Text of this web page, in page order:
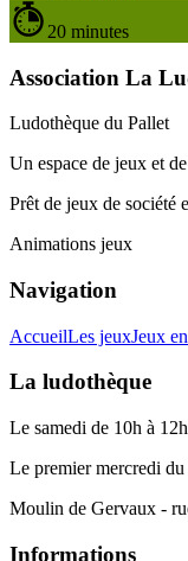
20 minutes
Association La
Ludothèque du Pallet
Un espace de jeux et
Prêt de jeux de société
Animations jeux
Navigation
AccueilLes jeuxJeux
La ludothèque
Le samedi de 10h à
Le premier mercredi
Moulin de Gervaux -
Informations